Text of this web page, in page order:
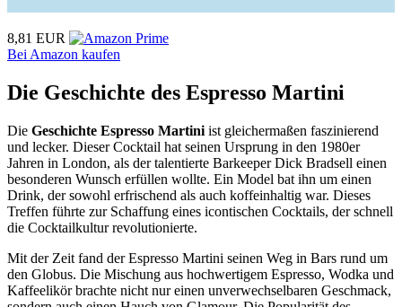
8,81 EUR
Bei Amazon kaufen
Die Geschichte des Espresso Martini
Die Geschichte Espresso Martini ist gleichermaßen faszinierend
und lecker. Dieser Cocktail hat seinen Ursprung in den 1980er
Jahren in London, als der talentierte Barkeeper Dick Bradsell einen
besonderen Wunsch erfüllen wollte. Ein Model bat ihn um einen
Drink, der sowohl erfrischend als auch koffeinhaltig war. Dieses
Treffen führte zur Schaffung eines icontischen Cocktails, der schnell
die Cocktailkultur revolutionierte.
Mit der Zeit fand der Espresso Martini seinen Weg in Bars rund um
den Globus. Die Mischung aus hochwertigem Espresso, Wodka und
Kaffeelikör brachte nicht nur einen unverwechselbaren Geschmack,